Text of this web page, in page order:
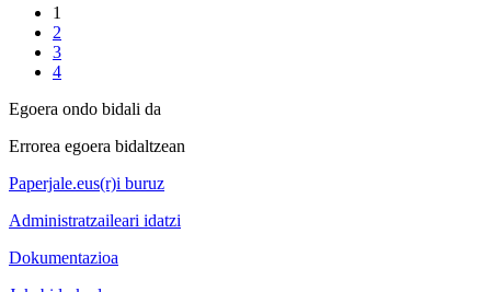
1
2
3
4
Egoera ondo bidali da
Errorea egoera bidaltzean
Paperjale.eus(r)i buruz
Administratzaileari idatzi
Dokumentazioa